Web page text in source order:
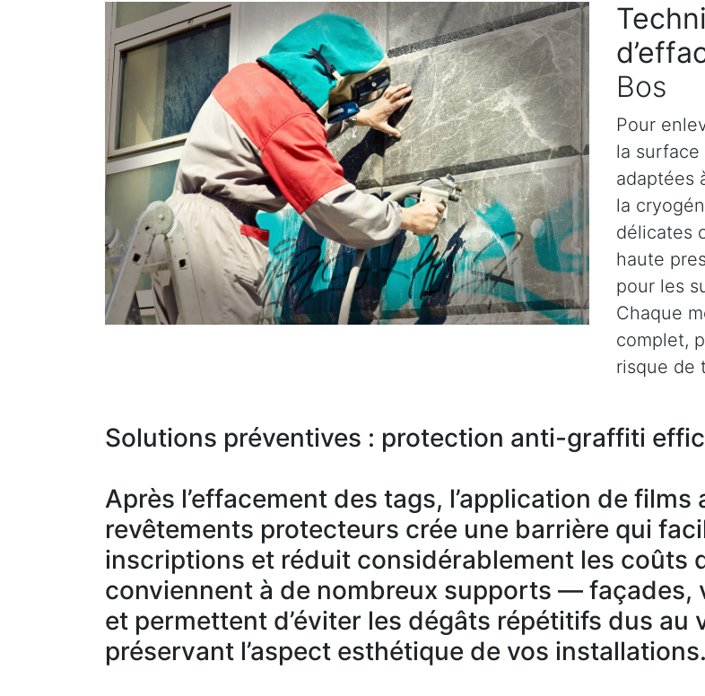
Bos
Pour
la
adaptées
la
délicates
haute
pour les
Chaque
complet,
risque de
Solutions préventives : protection anti-graffiti
Après l’effacement des tags, l’application de
revêtements protecteurs crée une barrière qui
inscriptions et réduit considérablement les coûts
conviennent à de nombreux supports —
et permettent d’éviter les dégâts répétitifs dus au
préservant l’aspect esthétique de vos installations.